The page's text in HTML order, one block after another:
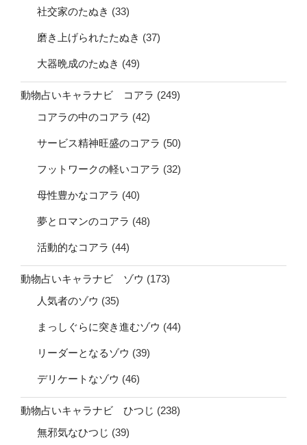
社交家のたぬき (33)
磨き上げられたたぬき (37)
大器晩成のたぬき (49)
動物占いキャラナビ コアラ (249)
コアラの中のコアラ (42)
サービス精神旺盛のコアラ (50)
フットワークの軽いコアラ (32)
母性豊かなコアラ (40)
夢とロマンのコアラ (48)
活動的なコアラ (44)
動物占いキャラナビ ゾウ (173)
人気者のゾウ (35)
まっしぐらに突き進むゾウ (44)
リーダーとなるゾウ (39)
デリケートなゾウ (46)
動物占いキャラナビ ひつじ (238)
無邪気なひつじ (39)